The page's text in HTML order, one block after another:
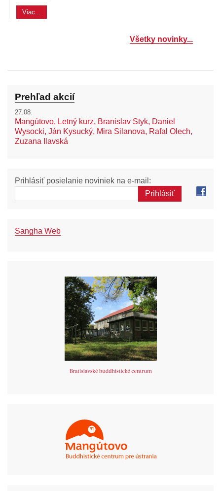
Viac...
Všetky novinky...
Prehľad akcií
27.08.
Mangútovo, Letný kurz, Branislav Styk, Daniel
Wysocki, Ján Kysucký, Mira Silanova, Rafal Olech,
Zuzana Ilavská
Prihlásiť posielanie noviniek na e-mail:
Sangha Web